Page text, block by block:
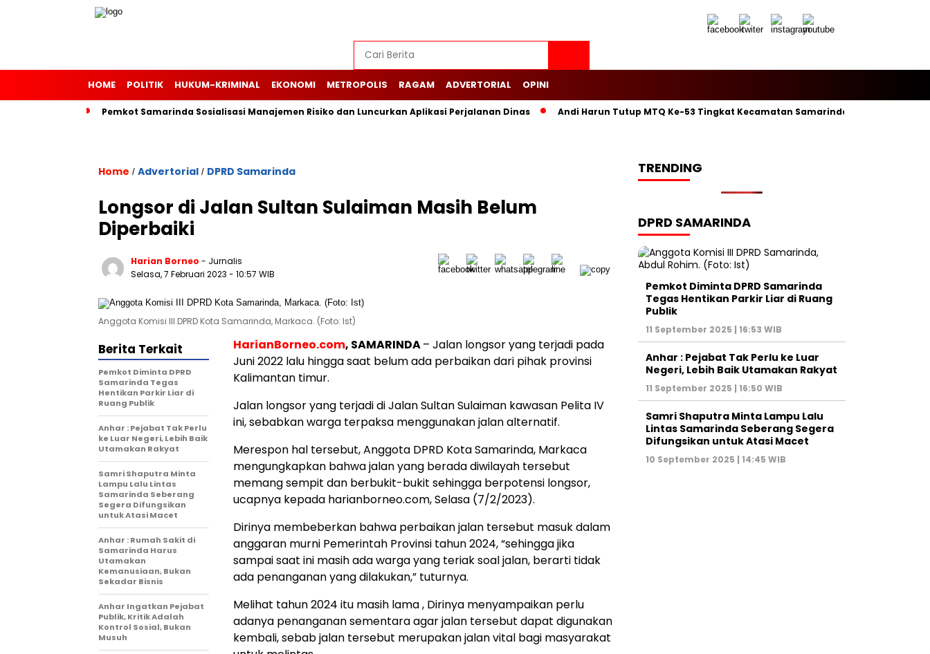
HOME POLITIK HUKUM-KRIMINAL EKONOMI METROPOLIS RAGAM ADVERTORIAL OPINI
Pemkot Samarinda Sosialisasi Manajemen Risiko dan Luncurkan Aplikasi Perjalanan Dinas Andi Harun Tutup MTQ Ke-53 Tingkat Kecamatan Samarinda Ilir, Kelurahan
Home / Advertorial / DPRD Samarinda
Longsor di Jalan Sultan Sulaiman Masih Belum
Diperbaiki
Harian Borneo - Jurnalis
Selasa, 7 Februari 2023 - 10:57 WIB
Anggota Komisi III DPRD Kota Samarinda, Markaca. (Foto: Ist)
HarianBorneo.com, SAMARINDA– Jalan longsor yang terjadi pada
Juni2022 lalu hingga saat belum ada perbaikan dari pihak provinsi
Kalimantan timur.
Jalan longsor yang terjadi di Jalan Sultan Sulaiman kawasan Pelita IV
ini, sebabkan warga terpaksa menggunakan jalan alternatif.
Merespon hal tersebut, Anggota DPRD Kota Samarinda, Markaca
mengungkapkan bahwa jalan yang berada diwilayah tersebut
memang sempit dan berbukit-bukit sehingga berpotensi longsor,
ucapnya kepada harianborneo.com, Selasa (7/2/2023).
Dirinya membeberkan bahwa perbaikan jalan tersebut masuk dalam
anggaran murni Pemerintah Provinsi tahun 2024, “sehingga jika
sampai saat ini masih ada warga yang teriak soal jalan, berarti tidak
ada penanganan yang dilakukan,” tuturnya.
Melihat tahun 2024 itu masih lama , Dirinya menyampaikan perlu
adanya penanganan sementara agar jalan tersebut dapat digunakan
kembali, sebab jalan tersebut merupakan jalan vital bagi masyarakat
Berita Terkait
Pemkot Diminta DPRD
Samarinda Tegas
Hentikan Parkir Liar di
Ruang Publik
Anhar : Pejabat Tak Perlu
ke Luar Negeri, Lebih Baik
Utamakan Rakyat
Samri Shaputra Minta
Lampu Lalu Lintas
Samarinda Seberang
Segera Difungsikan
untuk Atasi Macet
Anhar : Rumah Sakit di
Samarinda Harus
Utamakan
Kemanusiaan, Bukan
Sekadar Bisnis
Anhar Ingatkan Pejabat
Publik, Kritik Adalah
Kontrol Sosial, Bukan
Musuh
TRENDING
DPRD SAMARINDA
Pemkot Diminta DPRD Samarinda
Tegas Hentikan Parkir Liar di Ruang
Publik
11 September 2025 | 16:53 WIB
Anhar : Pejabat Tak Perlu ke Luar
Negeri, Lebih Baik Utamakan Rakyat
11 September 2025 | 16:50 WIB
Samri Shaputra Minta Lampu Lalu
Lintas Samarinda Seberang Segera
Difungsikan untuk Atasi Macet
10 September 2025 | 14:45 WIB